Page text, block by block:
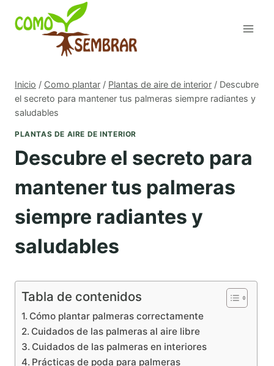
Inicio / Como plantar / Plantas de aire de interior / Descubre
el secreto para mantener tus palmeras siempre radiantes y
saludables
PLANTAS DE AIRE DE INTERIOR
Descubre el secreto para
mantener tus palmeras
siempre radiantes y
saludables
Tabla de contenidos
Cómo plantar palmeras correctamente
Cuidados de las palmeras al aire libre
Cuidados de las palmeras en interiores
Prácticas de poda para palmeras